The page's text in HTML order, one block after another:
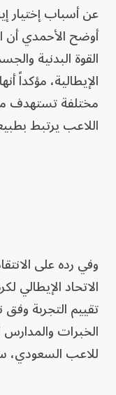
عن أسباب إختيار
أوضح الأحمدي أن
القوة البدنية
الإيطالية، مؤكداً
مختلفة تستهدف
اللاعب يرتبط
وفي رده على
الاتحاد الإيطالي
تقييم التجربة
الخبرات
للاعب السعودي،